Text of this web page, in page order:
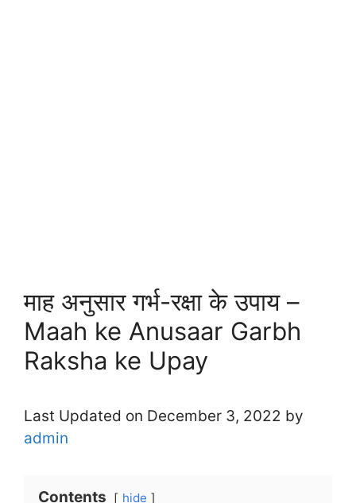
माह अनुसार गर्भ-रक्षा के उपाय –
Maah ke Anusaar Garbh
Raksha ke Upay
Last Updated on December 3, 2022 by
admin
Contents hide